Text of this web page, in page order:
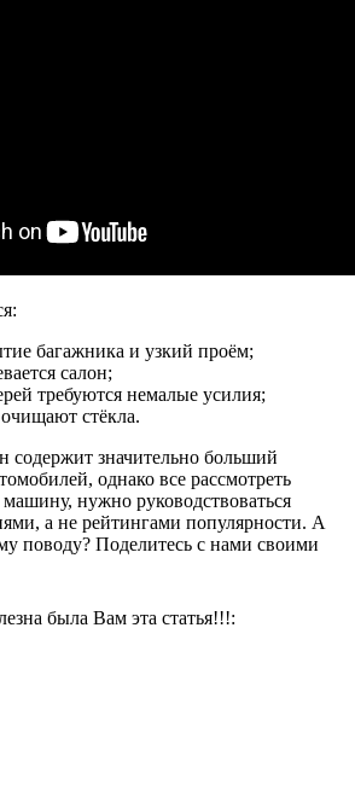
багажника и узкий проём;
салон;
требуются немалые усилия;
стёкла.
содержит значительно больший
однако все рассмотреть
нужно руководствоваться
а не рейтингами популярности. А
поводу? Поделитесь с нами своими
была Вам эта статья!!!: